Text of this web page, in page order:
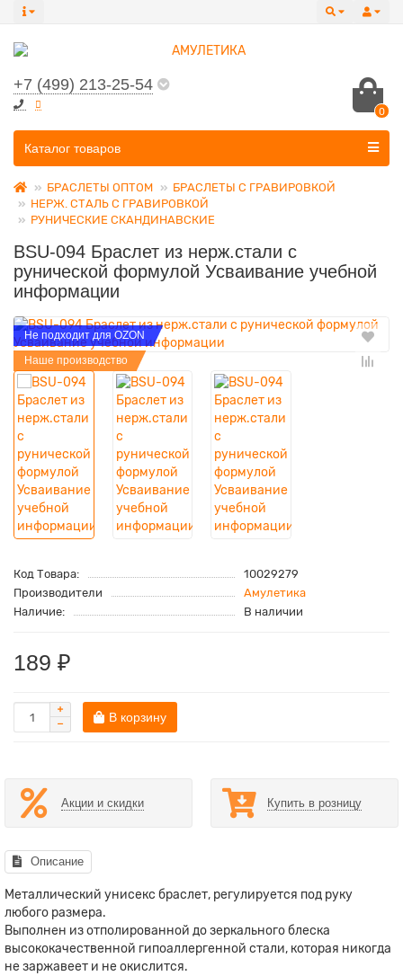
+7 (499) 213-25-54
0
Все категории
Каталог товаров
БРАСЛЕТЫ ОПТОМ
БРАСЛЕТЫ С ГРАВИРОВКОЙ
НЕРЖ. СТАЛЬ С ГРАВИРОВКОЙ
РУНИЧЕСКИЕ СКАНДИНАВСКИЕ
BSU-094 Браслет из нерж.стали c
рунической формулой Усваивание учебной
информации
Не подходит для OZON
Наше производство
Код Товара:
10029279
Производители
Амулетика
Наличие:
В наличии
189 ₽
В корзину
Акции и скидки Купить в розницу
Описание
Металлический унисекс браслет, регулируется под руку
любого размера.
Выполнен из отполированной до зеркального блеска
высококачественной гипоаллергенной стали, которая никогда
не заржавеет и не окислится.